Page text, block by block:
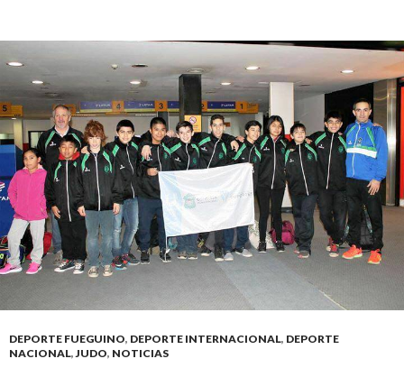
DEPORTE FUEGUINO, DEPORTE INTERNACIONAL, DEPORTE
NACIONAL, JUDO, NOTICIAS